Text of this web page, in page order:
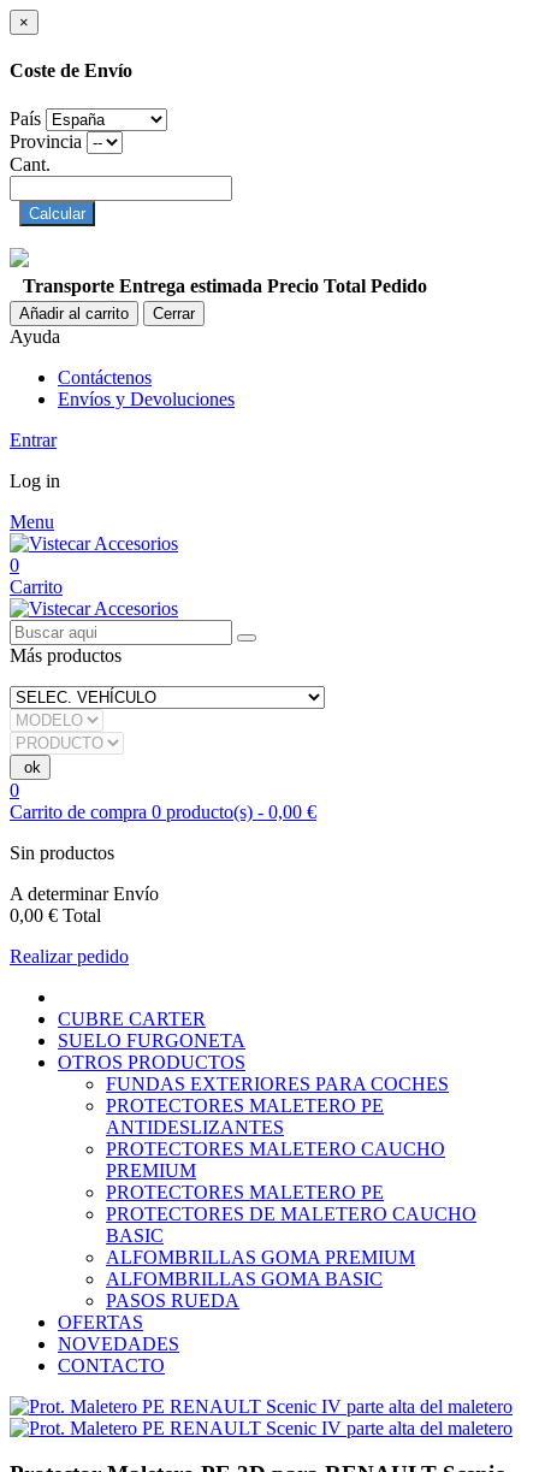
×
Coste de Envío
País
Provincia
Cant.
Calcular
Transporte Entrega estimada Precio Total Pedido
Añadir al carrito Cerrar
Ayuda
Contáctenos
Envíos y Devoluciones
Entrar
Log in
Menu
0
Carrito
Más productos
0
Carrito de compra 0 producto(s) - 0,00 €
Sin productos
A determinarEnvío
0,00 € Total
Realizar pedido
CUBRE CARTER
SUELO FURGONETA
OTROS PRODUCTOS
FUNDAS EXTERIORES PARA COCHES
PROTECTORES MALETERO PE
ANTIDESLIZANTES
PROTECTORES MALETERO CAUCHO
PREMIUM
PROTECTORES MALETERO PE
PROTECTORES DE MALETERO CAUCHO
BASIC
ALFOMBRILLAS GOMA PREMIUM
ALFOMBRILLAS GOMA BASIC
PASOS RUEDA
OFERTAS
NOVEDADES
CONTACTO